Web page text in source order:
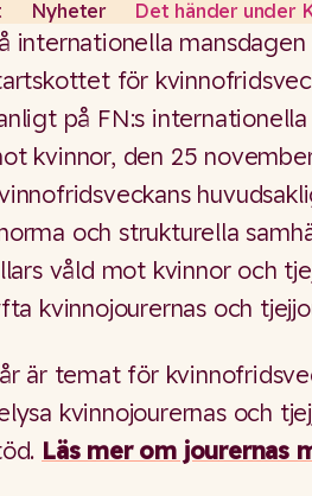
Nyheter Det händer under
internationella
för
på FN:s
kvinnor, den 25
och strukturella
våld mot kvinnor och
kvinnojourernas och
är temat för
kvinnojourernas och
Läs mer om jourernas